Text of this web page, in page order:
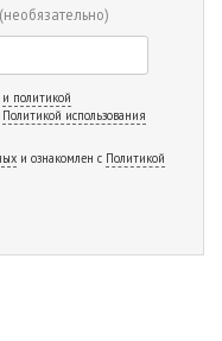
(необязательно)
политикой
Политикой использования
и ознакомлен с Политикой